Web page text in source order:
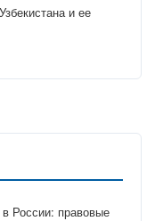
и ее
России: правовые